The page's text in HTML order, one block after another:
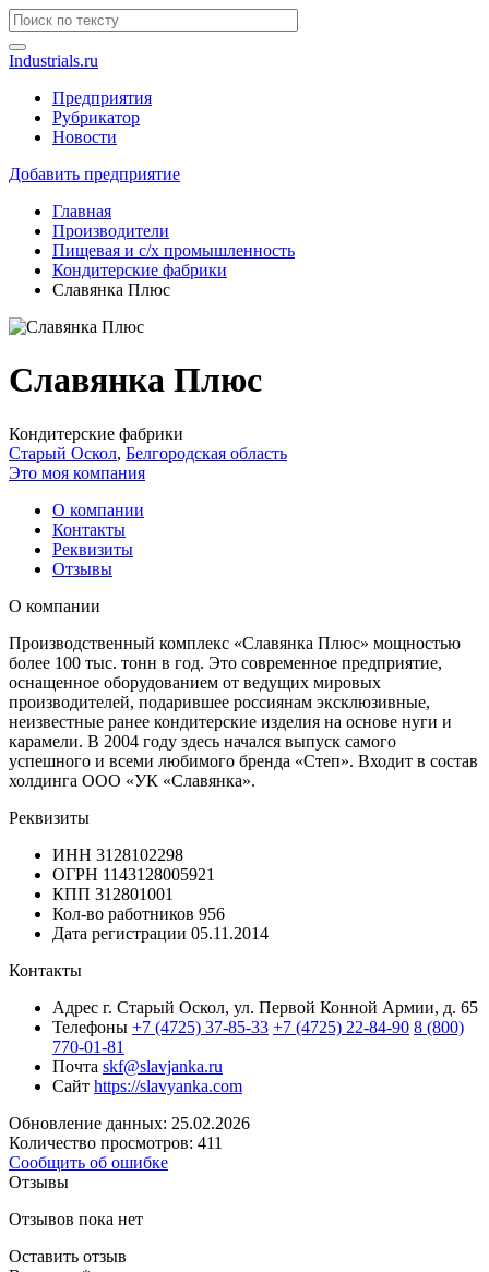
Industrials.ru
Предприятия
Рубрикатор
Новости
Добавить предприятие
Главная
Производители
Пищевая и с/х промышленность
Кондитерские фабрики
Славянка Плюс
Славянка Плюс
Кондитерские фабрики
Старый Оскол, Белгородская область
Это моя компания
О компании
Контакты
Реквизиты
Отзывы
О компании
Производственный комплекс «Славянка Плюс» мощностью
более 100 тыс. тонн в год. Это современное предприятие,
оснащенное оборудованием от ведущих мировых
производителей, подарившее россиянам эксклюзивные,
неизвестные ранее кондитерские изделия на основе нуги и
карамели. В 2004 году здесь начался выпуск самого
успешного и всеми любимого бренда «Степ». Входит в состав
холдинга ООО «УК «Славянка».
Реквизиты
ИНН 3128102298
ОГРН 1143128005921
КПП 312801001
Кол-во работников 956
Дата регистрации 05.11.2014
Контакты
Адрес г. Старый Оскол, ул. Первой Конной Армии, д. 65
Телефоны +7 (4725) 37-85-33 +7 (4725) 22-84-90 8 (800)
770-01-81
Почта skf@slavjanka.ru
Сайт https://slavyanka.com
Обновление данных: 25.02.2026
Количество просмотров: 411
Сообщить об ошибке
Отзывы
Отзывов пока нет
Оставить отзыв